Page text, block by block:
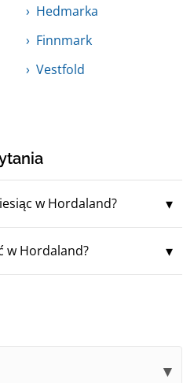
Hedmarka
Finnmark
Vestfold
w Hordaland?
w Hordaland?